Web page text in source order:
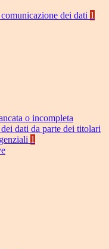
dei dati 1
o incompleta
dati da parte dei titolari
1